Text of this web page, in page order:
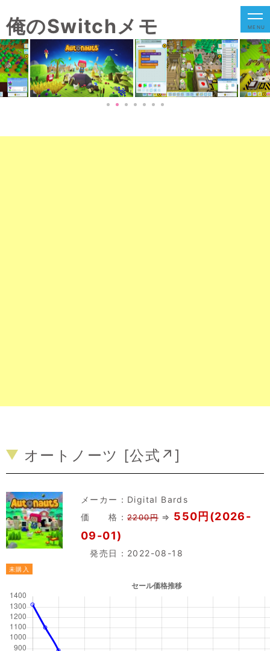
俺のSwitchメモ MENU
オートノーツ [公式↗]
メーカー： Digital Bards
価 格： 2200円 ⇒ 550円(2026-
09-01)
発売日：2022-08-18
未購入